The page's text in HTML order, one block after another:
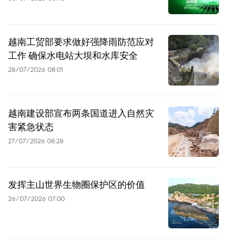
越南工贸部要求做好强降雨防范应对
工作 确保水电站大坝和水库安全
28/07/2026 08:01
越南建设部宣布两条国道进入自然灾
害紧急状态
27/07/2026 08:28
发挥主山世界生物圈保护区的价值
26/07/2026 07:00